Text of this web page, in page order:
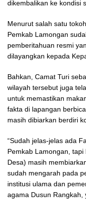
dikembalikan ke kondisi
Menurut salah satu
Pemkab Lamongan
pemberitahuan resmi
dilayangkan kepada
Bahkan, Camat Turi
wilayah tersebut juga
untuk memastikan
fakta di lapangan
masih dibiarkan berdiri
“Sudah jelas-jelas ada
Pemkab Lamongan,
Desa) masih
sudah mengarah pada
institusi ulama dan
agama Dusun Rangkah,